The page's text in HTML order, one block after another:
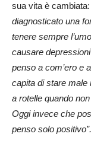
sua vita è cambiata:
diagnosticato una
tenere sempre
causare
penso a com’ero e
capita di stare male
a rotelle quando
Oggi invece che
penso solo positivo”.